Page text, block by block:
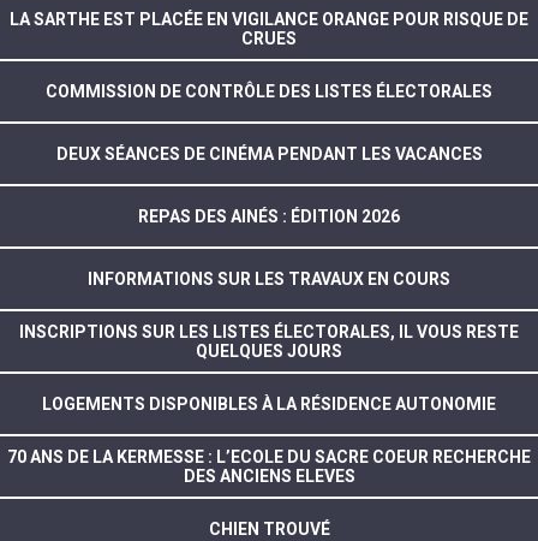
LA SARTHE EST PLACÉE EN VIGILANCE ORANGE POUR RISQUE DE
CRUES
COMMISSION DE CONTRÔLE DES LISTES ÉLECTORALES
DEUX SÉANCES DE CINÉMA PENDANT LES VACANCES
REPAS DES AINÉS : ÉDITION 2026
INFORMATIONS SUR LES TRAVAUX EN COURS
INSCRIPTIONS SUR LES LISTES ÉLECTORALES, IL VOUS RESTE
QUELQUES JOURS
LOGEMENTS DISPONIBLES À LA RÉSIDENCE AUTONOMIE
70 ANS DE LA KERMESSE : L’ECOLE DU SACRE COEUR RECHERCHE
DES ANCIENS ELEVES
CHIEN TROUVÉ